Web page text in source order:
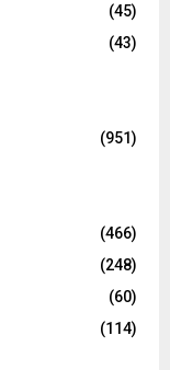
(45)
(43)
(951)
(466)
(248)
(60)
(114)